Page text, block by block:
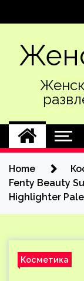
Home
Fenty Beauty
Highlighter
Косметика